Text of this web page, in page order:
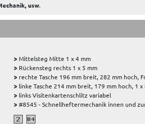
usw.
>Mittelsteg Mitte 1 x 4 mm
> Rückensteg rechts 1 x 5 mm
> rechte Tasche 196 mm breit, 282 mm hoch,
> linke Tasche 214 mm breit, 179 mm hoch, 1
> links Visitenkartenschlitz variabel
>#8545 - Schnellheftermechanik innen und